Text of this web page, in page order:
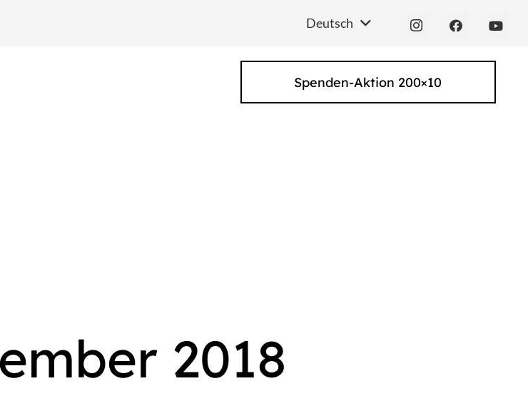
Deutsch
Spenden-Aktion 200×10
2018